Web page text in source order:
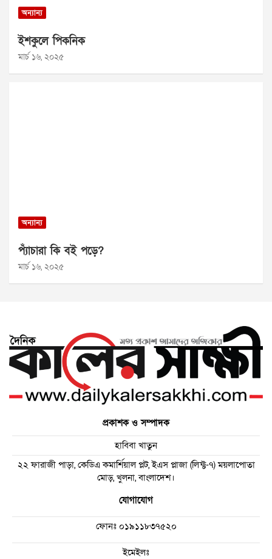
অন্যান্য
ইশকুলে পিকনিক
মার্চ ১৬, ২০২৫
অন্যান্য
প্যাঁচারা কি বই পড়ে?
মার্চ ১৬, ২০২৫
প্রকাশক ও সম্পাদক
হাবিবা খাতুন
২২ ফারাজী পাড়া, কেডিএ কমার্শিয়াল প্লট, ইএস প্লাজা (লিফ্ট-৭) ময়লাপোতা
মোড়, খুলনা, বাংলাদেশ।
যোগাযোগ
ফোনঃ০১৯১১৮৩৭৫২০
ইমেইলঃ